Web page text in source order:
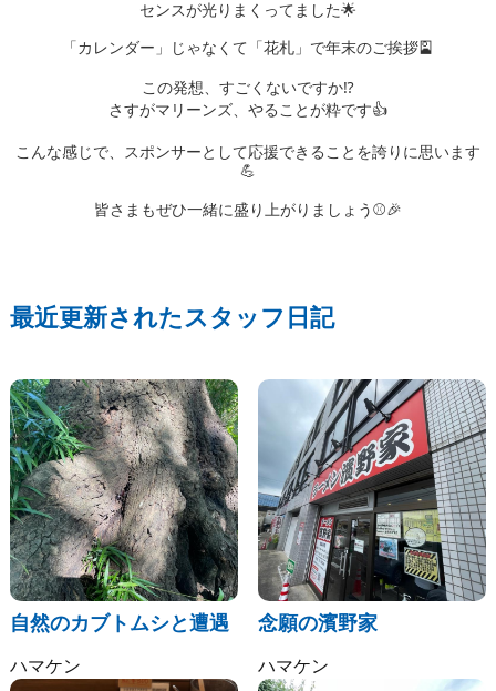
センスが光りまくってました🌟
「カレンダー」じゃなくて「花札」で年末のご挨拶🎴
この発想、すごくないですか⁉️
さすがマリーンズ、やることが粋です👍
こんな感じで、スポンサーとして応援できることを誇りに思います
💪
皆さまもぜひ一緒に盛り上がりましょう⚾🎉
最近更新されたスタッフ日記
自然のカブトムシと遭遇
ハマケン
念願の濱野家
ハマケン